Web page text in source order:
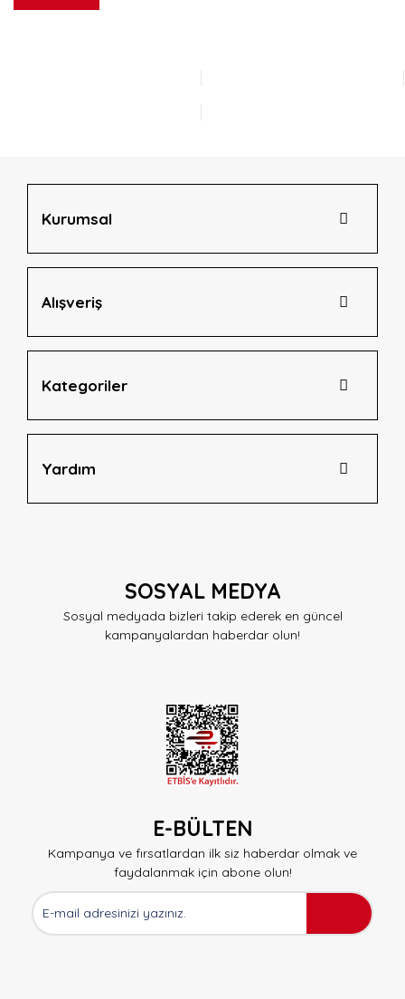
Kurumsal
Alışveriş
Kategoriler
Yardım
SOSYAL MEDYA
Sosyal medyada bizleri takip ederek en güncel
kampanyalardan haberdar olun!
E-BÜLTEN
Kampanya ve fırsatlardan ilk siz haberdar olmak ve
faydalanmak için abone olun!